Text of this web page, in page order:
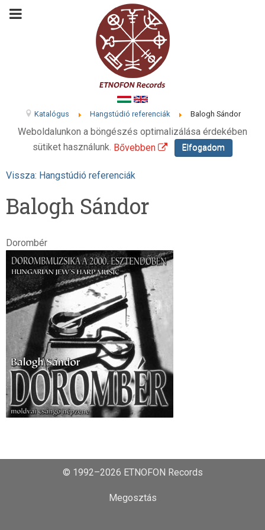
Katalógus Hangstúdió referenciák Balogh Sándor
Weboldalunkon a böngészés optimalizálása érdekében
sütiket használunk. Bővebben Elfogadom
Vissza: Hangstúdió referenciák
Balogh Sándor
Dorombér
© 1992–2026 ETNOFON Records
Megosztás